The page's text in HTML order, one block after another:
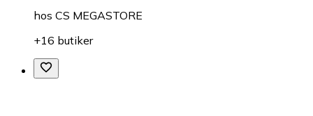
hos CS MEGASTORE
+16 butiker